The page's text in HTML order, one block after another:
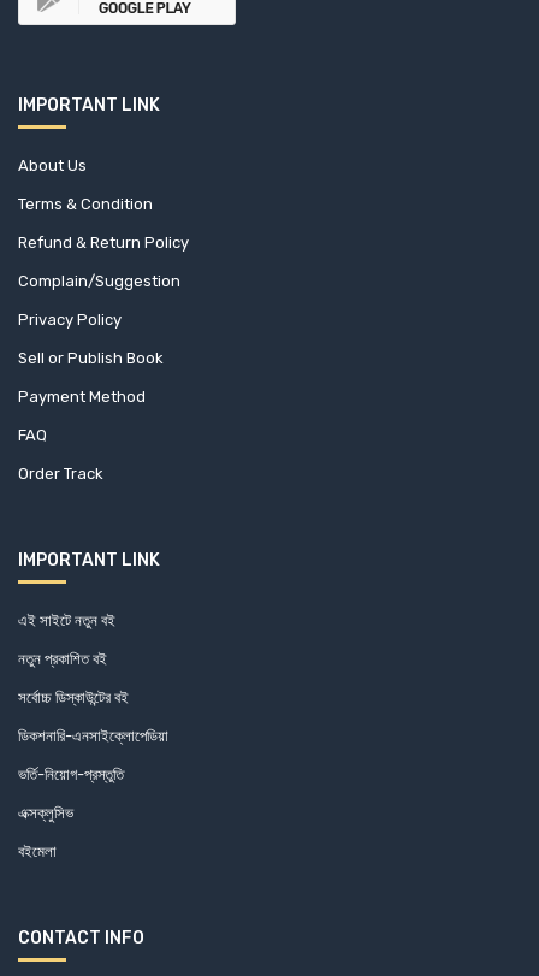
IMPORTANT LINK
About Us
Terms & Condition
Refund & Return Policy
Complain/Suggestion
Privacy Policy
Sell or Publish Book
Payment Method
FAQ
Order Track
IMPORTANT LINK
এই সাইটে নতুন বই
নতুন প্রকাশিত বই
সর্বোচ্চ ডিস্কাউন্টের বই
ডিকশনারি-এনসাইক্লোপেডিয়া
ভর্তি-নিয়োগ-প্রস্তুতি
এক্সক্লুসিভ
বইমেলা
CONTACT INFO